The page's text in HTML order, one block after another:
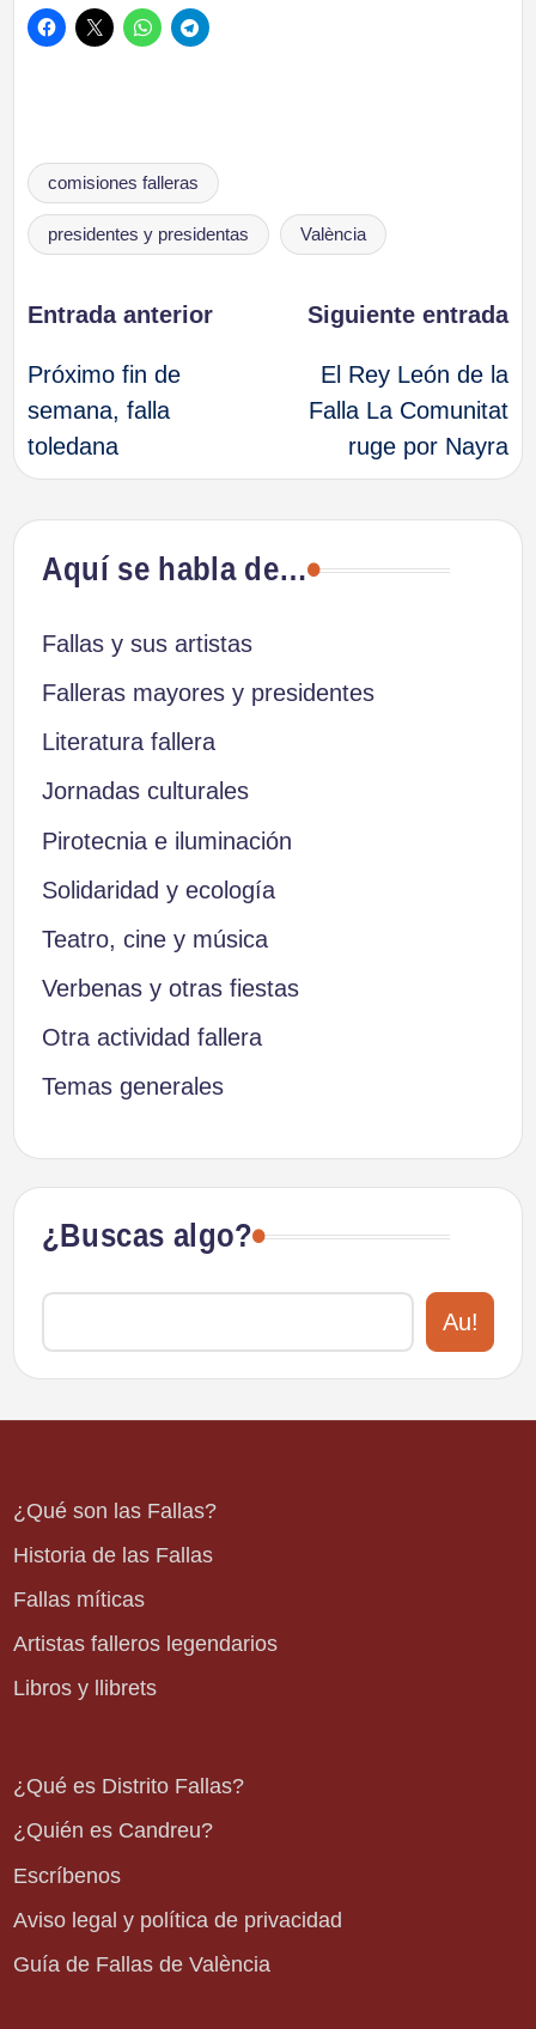
Etiquetas:
comisiones falleras
presidentes y presidentas València
Navegación
de
entradas
Entrada anterior
Próximo fin de
semana, falla
toledana
Siguiente entrada
El Rey León de la
Falla La Comunitat
ruge por Nayra
Aquí se habla de…
Fallas y sus artistas
Falleras mayores y presidentes
Literatura fallera
Jornadas culturales
Pirotecnia e iluminación
Solidaridad y ecología
Teatro, cine y música
Verbenas y otras fiestas
Otra actividad fallera
Temas generales
¿Buscas algo?
Au!
¿Qué son las Fallas?
Historia de las Fallas
Fallas míticas
Artistas falleros legendarios
Libros y llibrets
¿Qué es Distrito Fallas?
¿Quién es Candreu?
Escríbenos
Aviso legal y política de privacidad
Guía de Fallas de València